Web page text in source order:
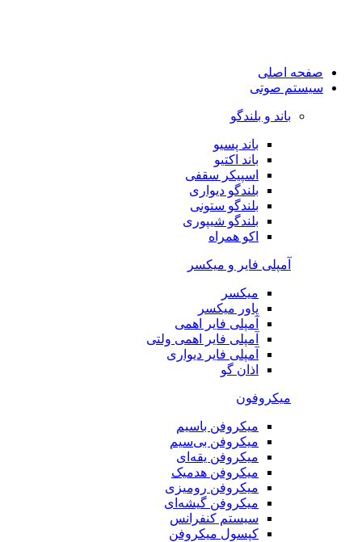
صفحه اصلی
سیستم صوتی
باند و بلندگو
باند پسیو
باند اکتیو
اسپیکر سقفی
بلندگو دیواری
بلندگو ستونی
بلندگو شیپوری
اکو همراه
آمپلی فایر و میکسر
میکسر
پاور میکسر
آمپلی فایر اهمی
آمپلی فایر اهمی ولتی
آمپلی فایر دیواری
اذان گو
میکروفون
میکروفن باسیم
میکروفن بی‌سیم
میکروفن یقه‌ای
میکروفن هد‌میک
میکروفن رومیزی
میکروفن گیشه‌ای
سیستم کنفرانس
کپسول میکروفن